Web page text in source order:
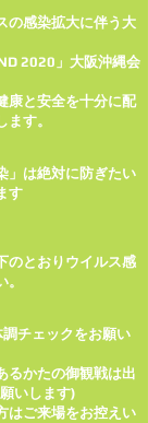
の感染拡大に伴う大
2020」大阪沖縄会
康と安全を十分に配
す。
」は絶対に防ぎたい
す
のとおりウイルス感
チェックをお願い
かたの御観戦は出
いします)
はご来場をお控えい